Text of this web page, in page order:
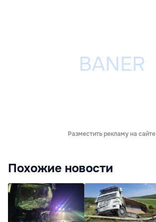
Разместить рекламу на сайте
Похожие новости